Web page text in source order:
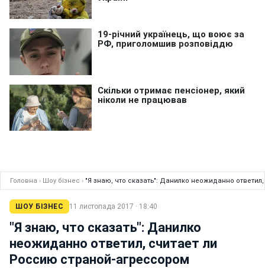
Головна › Шоу бізнес › "Я знаю, что сказать": Данилко неожиданно
ШОУ БІЗНЕС 11 листопада 2017 · 18:40
"Я знаю, что сказать": Данилко
неожиданно ответил, считает ли
Россию страной-агрессором